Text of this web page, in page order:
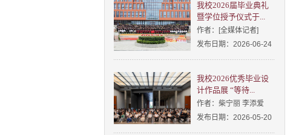
我校2026届毕业典礼
暨学位授予仪式于...
作者：[全媒体记者]
发布日期：2026-06-24
我校2026优秀毕业设
计作品展 “等待...
作者：柴宁丽 李添爱
发布日期：2026-05-20